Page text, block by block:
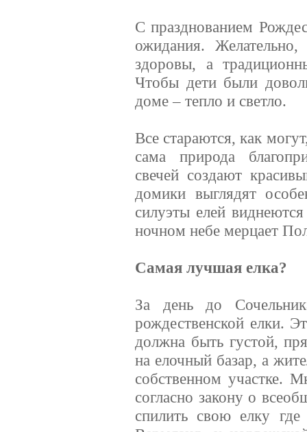
C празднованием
ожидания.
здоровы, а
Чтобы дети были
доме – тепло и светло.
Все стараются, как
сама природа
свечей создают
домики выглядят
силуэты елей
ночном небе мерцает
Самая лучшая елка?
За день до
рождественской елки.
должна быть густой,
на елочный базар, а
собственном участке.
согласно закону о
спилить свою елку